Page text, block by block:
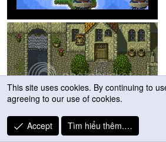
This site uses cookies. By continuing to
agreeing to our use of cookies.
Accept Tìm hiểu thêm.…